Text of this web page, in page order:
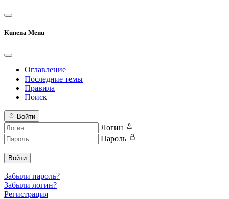
Kunena Menu
Оглавление
Последние темы
Правила
Поиск
Войти
Логин
Пароль
Войти
Забыли пароль?
Забыли логин?
Регистрация